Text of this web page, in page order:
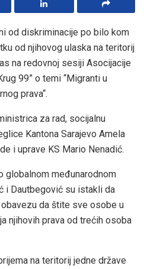
od diskriminacije po bilo kom
od njihovog ulaska na teritorij
na redovnoj sesiji Asocijacije
99” o temi “Migranti u
prava“.
za rad, socijalnu
Kantona Sarajevo Amela
i uprave KS Mario Nenadić.
globalnom međunarodnom
i Dautbegović su istakli da
da štite sve osobe u
njihovih prava od trećih osoba
na teritorij jedne države